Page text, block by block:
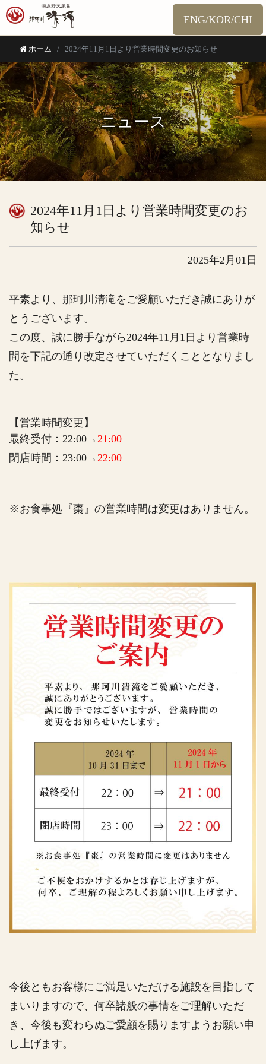
ENG/KOR/CHI
ホーム 2024年11月1日より営業時間変更のお知らせ
ニュース
2024年11月1日より営業時間変更のお
知らせ
2025年2月01日
平素より、那珂川清滝をご愛顧いただき誠にありが
とうございます。
この度、誠に勝手ながら2024年11月1日より営業時
間を下記の通り改定させていただくこととなりまし
た。
【営業時間変更】
最終受付：22:00→21:00
閉店時間：23:00→22:00
※お食事処『棗』の営業時間は変更はありません。
今後ともお客様にご満足いただける施設を目指して
まいりますので、何卒諸般の事情をご理解いただ
き、今後も変わらぬご愛顧を賜りますようお願い申
し上げます。